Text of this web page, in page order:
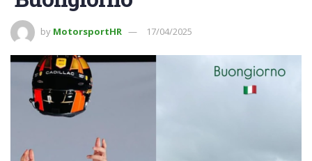
by MotorsportHR 17/04/2025